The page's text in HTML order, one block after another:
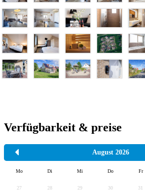
Verfügbarkeit & preise
August 2026
Mo Di Mi Do Fr
27 28 29 30 31